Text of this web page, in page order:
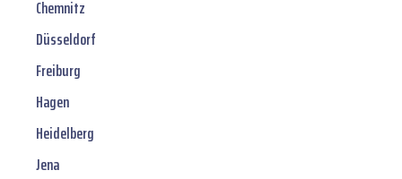
Chemnitz
Düsseldorf
Freiburg
Hagen
Heidelberg
Jena